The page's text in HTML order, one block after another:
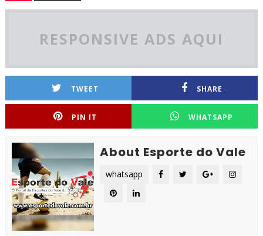
RESPONSIVE ADS AQUI
TWEET SHARE
PIN IT WHATSAPP
About Esporte do Vale
whatsapp